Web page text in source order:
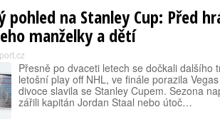
pohled na Stanley Cup: Před
manželky a dětí
Přesně po dvaceti letech se dočkali dalšího
letošní play off NHL, ve finále porazila
divoce slavila se Stanley Cupem. Sezona
zářili kapitán Jordan Staal nebo útoč…